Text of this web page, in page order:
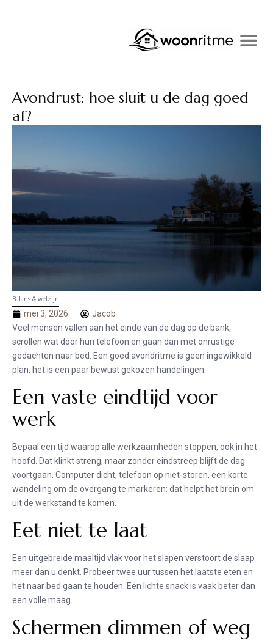
Avondrust: hoe sluit u de dag goed
af?
Balans & welzijn
mei 3, 2026
Jacob
Veel mensen vallen aan het einde van de dag op de bank,
scrollen wat door hun telefoon en gaan dan met onrustige
gedachten naar bed. Een goed avondritme is geen ingewikkeld
plan, het is een paar bewust gekozen handelingen.
Een vaste eindtijd voor
werk
Bepaal een tijd waarop alle werkzaamheden stoppen, ook in het
hoofd. Dat klinkt streng, maar zonder eindstreep blijft de dag
voortgaan. Computer dicht, telefoon op niet-storen, een korte
wandeling om de overgang te markeren: dat helpt het brein om
uit de werkstand te komen.
Eet niet te laat
Een uitgebreide maaltijd vlak voor het slapen verstoort de slaap
meer dan u denkt. Probeer twee uur tussen het laatste eten en
het naar bed gaan te houden. Een lichte snack is vaak beter dan
een volle maag.
Schermen dimmen of weg